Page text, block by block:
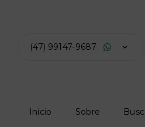
(47) 99147-9687
Início Sobre